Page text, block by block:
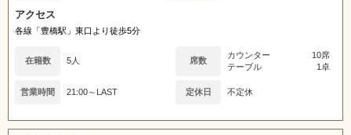
アクセス
各線「豊橋駅」東口より徒歩5分
在籍数 5人 席数
カウンター
10席
テーブル
1卓
営業時間 21:00～LAST 定休日 不定休